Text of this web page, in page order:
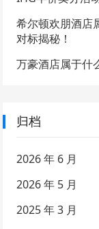
希尔顿欢朋酒店
对标揭秘！
万豪酒店属于什
归档
2026 年 6 月
2026 年 5 月
2025 年 3 月